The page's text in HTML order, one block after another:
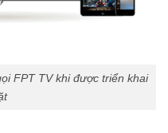
FPT TV khi được triển khai